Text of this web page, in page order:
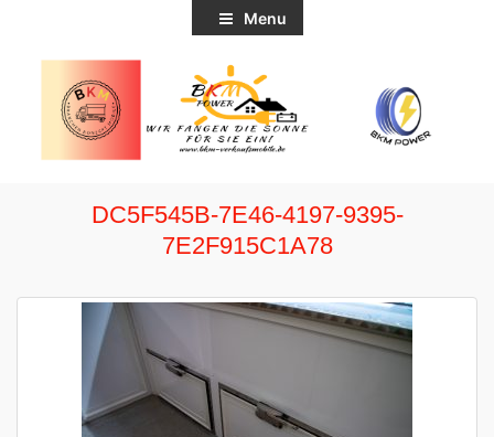
Menu
DC5F545B-7E46-4197-9395-
7E2F915C1A78